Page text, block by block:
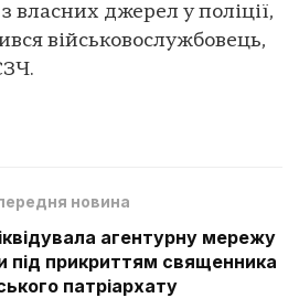
власних джерел у поліції,
військовослужбовець,
новина
агентурну мережу
під прикриттям священника
патріархату